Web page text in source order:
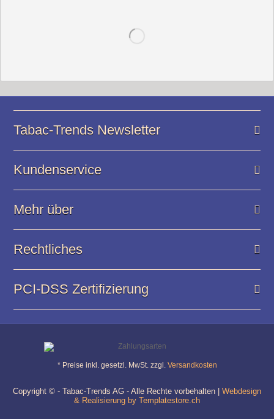
Tabac-Trends Newsletter
Kundenservice
Mehr über
Rechtliches
PCI-DSS Zertifizierung
* Preise inkl. gesetzl. MwSt. zzgl. Versandkosten
Copyright © - Tabac-Trends AG - Alle Rechte vorbehalten | Webdesign
& Realisierung by Templatestore.ch